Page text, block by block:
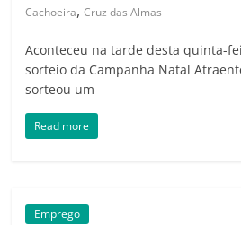
Cachoeira,Cruz das Almas
Aconteceu na tarde desta quinta-
sorteio da Campanha Natal
sorteou um
Read more
Emprego